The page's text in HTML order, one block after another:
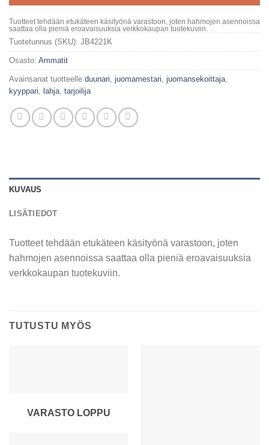
Tuotteet tehdään etukäteen käsityönä varastoon, joten hahmojen asennoissa
saattaa olla pieniä eroavaisuuksia verkkokaupan tuotekuviin.
Tuotetunnus (SKU): JB4221K
Osasto: Ammatit
Avainsanat tuotteelle duunari juomamestari juomansekoittaja
kyyppari lahja tarjoilija
KUVAUS
LISÄTIEDOT
Tuotteet tehdään etukäteen käsityönä varastoon, joten
hahmojen asennoissa saattaa olla pieniä eroavaisuuksia
verkkokaupan tuotekuviin.
TUTUSTU MYÖS
VARASTO LOPPU